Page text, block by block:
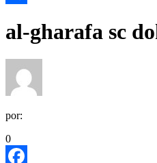
al-gharafa sc
por:
0